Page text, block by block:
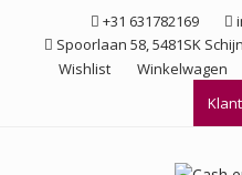
+31 631782169
Spoorlaan 58, 5481SK
Wishlist
Winkelwagen